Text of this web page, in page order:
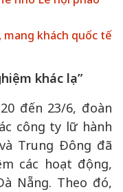
khách quốc tế
khác lạ”
đến 23/6, đoàn
công ty lữ hành
Trung Đông đã
các hoạt động,
Nẵng. Theo đó,